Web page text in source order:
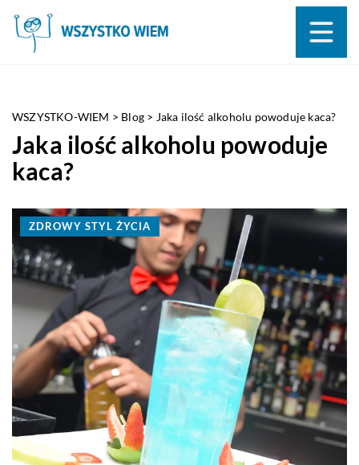
WSZYSTKO-WIEM > Blog > Jaka ilość alkoholu powoduje kaca?
Jaka ilość alkoholu powoduje
kaca?
ZDROWY STYL ŻYCIA